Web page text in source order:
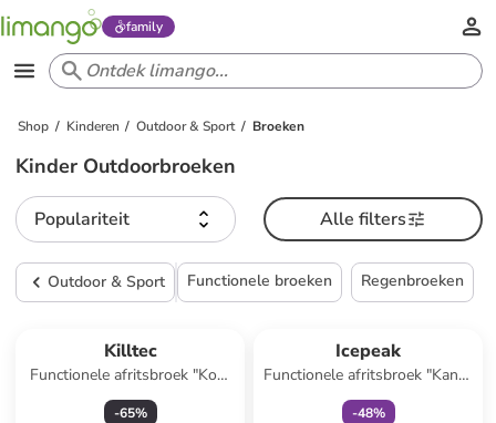
family
Shop Kinderen Outdoor & Sport Broeken
Kinder Outdoorbroeken
Populariteit Alle filters
Outdoor & Sport Functionele broeken Regenbroeken
Killtec
Functionele afritsbroek "Kos"
kaki
-65%
Icepeak
Functionele afritsbroek "Kano"
beige
-48%